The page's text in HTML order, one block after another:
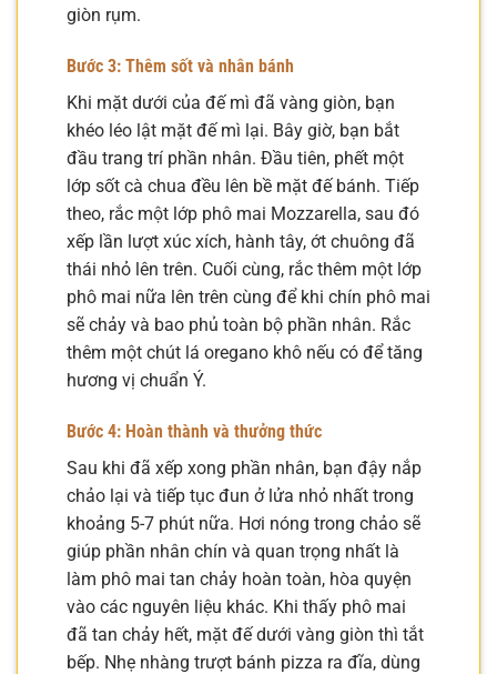
giòn rụm.
Bước 3: Thêm sốt và nhân bánh
Khi mặt dưới của đế mì đã vàng giòn, bạn
khéo léo lật mặt đế mì lại. Bây giờ, bạn bắt
đầu trang trí phần nhân. Đầu tiên, phết một
lớp sốt cà chua đều lên bề mặt đế bánh. Tiếp
theo, rắc một lớp phô mai Mozzarella, sau đó
xếp lần lượt xúc xích, hành tây, ớt chuông đã
thái nhỏ lên trên. Cuối cùng, rắc thêm một lớp
phô mai nữa lên trên cùng để khi chín phô mai
sẽ chảy và bao phủ toàn bộ phần nhân. Rắc
thêm một chút lá oregano khô nếu có để tăng
hương vị chuẩn Ý.
Bước 4: Hoàn thành và thưởng thức
Sau khi đã xếp xong phần nhân, bạn đậy nắp
chảo lại và tiếp tục đun ở lửa nhỏ nhất trong
khoảng 5-7 phút nữa. Hơi nóng trong chảo sẽ
giúp phần nhân chín và quan trọng nhất là
làm phô mai tan chảy hoàn toàn, hòa quyện
vào các nguyên liệu khác. Khi thấy phô mai
đã tan chảy hết, mặt đế dưới vàng giòn thì tắt
bếp. Nhẹ nhàng trượt bánh pizza ra đĩa, dùng